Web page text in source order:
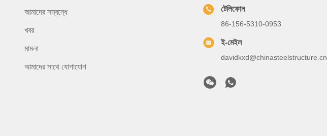
আমাদের সম্বন্ধে
খবর
মামলা
আমাদের সাথে যোগাযোগ
টেলিফোন
86-156-5310-0953
ই-মেইল
davidkxd@chinasteelstructure.cn